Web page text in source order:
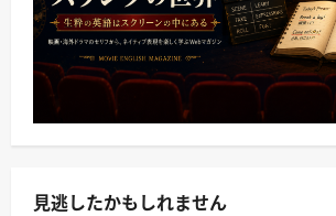
見逃したかもしれません